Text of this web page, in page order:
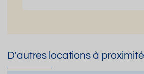
D'autres locations à proximité